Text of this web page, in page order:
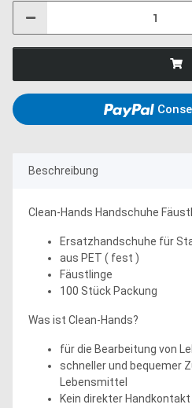
Beschreibung
Clean-Hands Handschuhe
Ersatzhandschuhe für
aus PET ( fest )
Fäustlinge
100 Stück Packung
Was ist Clean-Hands?
für die Bearbeitung von
schneller und bequemer
Lebensmittel
Kein direkter